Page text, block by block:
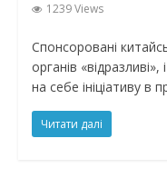
1239 Views
Спонсоровані
органів
на себе ініціативу в
Читати далі